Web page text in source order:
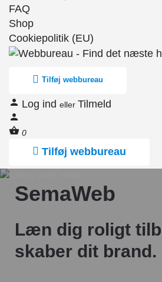
FAQ
Shop
Cookiepolitik (EU)
Tilføj webbureau
Log ind eller Tilmeld
0
Tilføj webbureau
SemaWeb
Læn dig roligt
skaber dit brand.